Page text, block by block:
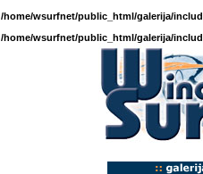
/home/wsurfnet/public_html/galerija/
/home/wsurfnet/public_html/galerija/